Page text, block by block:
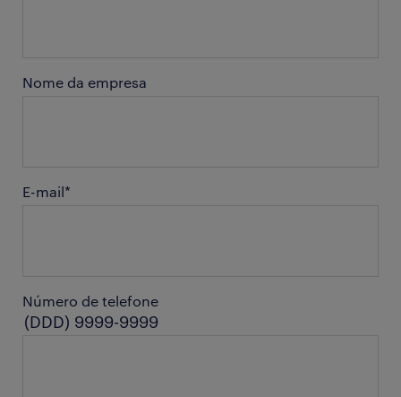
Nome da empresa
E-mail*
Número de telefone
(DDD) 9999-9999